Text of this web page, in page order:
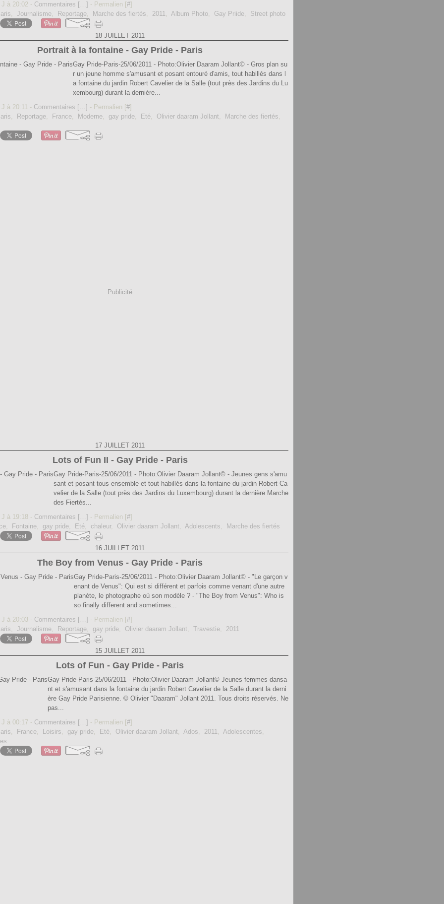
J à 20:02 - Commentaires [ …] - Permalien [#]
, Journalisme, Reportage, Marche des fiertés, 2011, Album Photo, Gay Priide, Street photo
18 JUILLET 2011
Portrait à la fontaine - Gay Pride - Paris
Gay Pride-Paris-25/06/2011 - Photo:Olivier Daaram Jollant© - Gros plan su
r un jeune homme s'amusant et posant entouré d'amis, tout habillés dans l
a fontaine du jardin Robert Cavelier de la Salle (tout près des Jardins du Lu
xembourg) durant la dernière...
à 20:11 - Commentaires [ …] - Permalien [#]
, Reportage, France, Moderne, gay pride, Eté, Olivier daaram Jollant, Marche des fiertés,
Publicité
17 JUILLET 2011
Lots of Fun II - Gay Pride - Paris
Gay Pride-Paris-25/06/2011 - Photo:Olivier Daaram Jollant© - Jeunes gens s'amu
sant et posant tous ensemble et tout habillés dans la fontaine du jardin Robert Ca
velier de la Salle (tout près des Jardins du Luxembourg) durant la dernière Marche
des Fiertés...
J à 19:18 - Commentaires [ …] - Permalien [#]
, Fontaine, gay pride, Eté, chaleur, Olivier daaram Jollant, Adolescents, Marche des fiertés
16 JUILLET 2011
The Boy from Venus - Gay Pride - Paris
Gay Pride-Paris-25/06/2011 - Photo:Olivier Daaram Jollant© - "Le garçon v
enant de Venus": Qui est si différent et parfois comme venant d'une autre
planète, le photographe où son modèle ? - "The Boy from Venus": Who is
so finally different and sometimes...
J à 20:03 - Commentaires [ …] - Permalien [#]
, Journalisme, Reportage, gay pride, Olivier daaram Jollant, Travestie, 2011
15 JUILLET 2011
Lots of Fun - Gay Pride - Paris
Gay Pride-Paris-25/06/2011 - Photo:Olivier Daaram Jollant© Jeunes femmes dansa
nt et s'amusant dans la fontaine du jardin Robert Cavelier de la Salle durant la derni
ère Gay Pride Parisienne. © Olivier "Daaram" Jollant 2011. Tous droits réservés. Ne
pas...
J à 00:17 - Commentaires [ …] - Permalien [#]
, France, Loisirs, gay pride, Eté, Olivier daaram Jollant, Ados, 2011, Adolescentes,